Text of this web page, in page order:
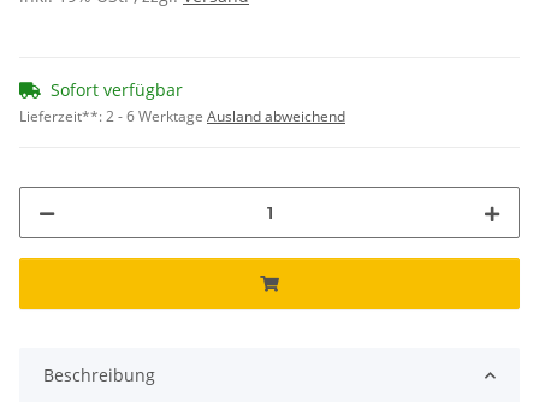
Sofort verfügbar
Lieferzeit**:2 - 6 Werktage Ausland abweichend
Beschreibung